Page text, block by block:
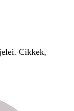
Cikkek,